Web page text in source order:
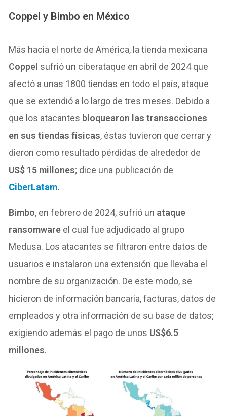
Coppel y Bimbo en México
Más hacia el norte de América, la tienda mexicana
Coppel sufrió un ciberataque en abril de 2024 que
afectó a unas 1800 tiendas en todo el país, ataque
que se extendió a lo largo de tres meses. Debido a
que los atacantes bloquearon las transacciones
en sus tiendas físicas, éstas tuvieron que cerrar y
dieron como resultado pérdidas de alrededor de
US$ 15 millones; dice una publicación de
CiberLatam.
Bimbo, en febrero de 2024, sufrió un ataque
ransomware el cual fue adjudicado al grupo
Medusa. Los atacantes se filtraron entre datos de
usuarios e instalaron una extensión que llevaba el
nombre de su organización. De este modo, se
hicieron de información bancaria, facturas, datos de
empleados y otra información de su base de datos;
exigiendo además el pago de unos US$6.5
millones.